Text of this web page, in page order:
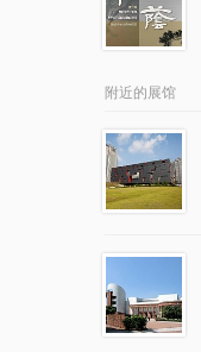
附近的展馆